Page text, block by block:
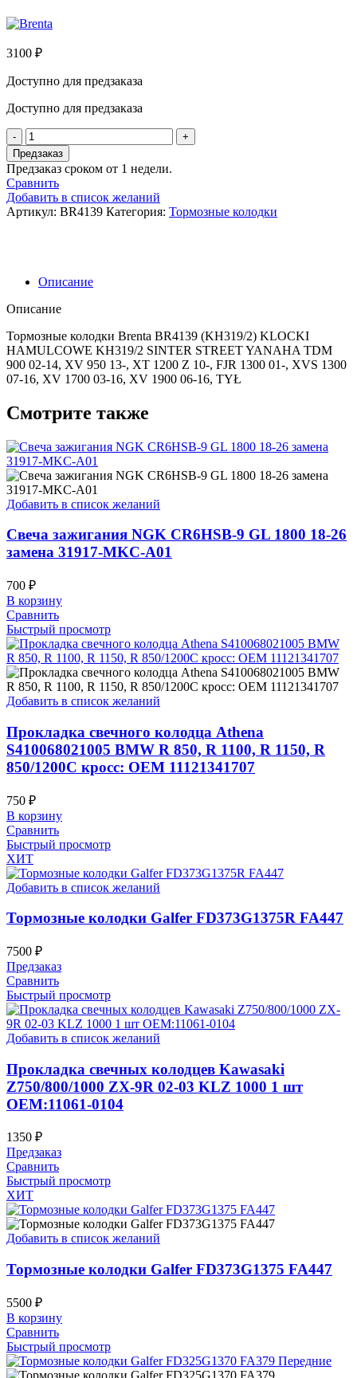
3100 ₽
Доступно для предзаказа
Доступно для предзаказа
Количество
товара
Brenta
Тормозные
колодки
BR4139
KH319/2
Предзаказ
Предзаказ сроком от 1 недели.
Сравнить
Добавить в список желаний
Артикул: BR4139 Категория: Тормозные колодки
Описание
Описание
Тормозные колодки Brenta BR4139 (KH319/2) KLOCKI
HAMULCOWE KH319/2 SINTER STREET YANAHA TDM
900 02-14, XV 950 13-, XT 1200 Z 10-, FJR 1300 01-, XVS 1300
07-16, XV 1700 03-16, XV 1900 06-16, TYŁ
Смотрите также
Добавить в список желаний
Свеча зажигания NGK CR6HSB-9 GL 1800 18-26
замена 31917-MKC-A01
700 ₽
В корзину
Сравнить
Быстрый просмотр
Добавить в список желаний
Прокладка свечного колодца Athena
S410068021005 BMW R 850, R 1100, R 1150, R
850/1200C кросс: OEM 11121341707
750 ₽
В корзину
Сравнить
Быстрый просмотр
ХИТ
Добавить в список желаний
Тормозные колодки Galfer FD373G1375R FA447
7500 ₽
Предзаказ
Сравнить
Быстрый просмотр
Добавить в список желаний
Прокладка свечных колодцев Kawasaki
Z750/800/1000 ZX-9R 02-03 KLZ 1000 1 шт
OEM:11061-0104
1350 ₽
Предзаказ
Сравнить
Быстрый просмотр
ХИТ
Добавить в список желаний
Тормозные колодки Galfer FD373G1375 FA447
5500 ₽
В корзину
Сравнить
Быстрый просмотр